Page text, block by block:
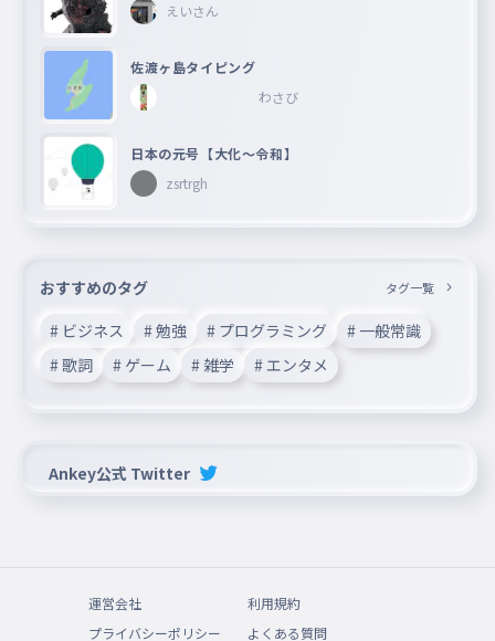
087 スパイク
スパイク
088 クロウ
クロウ
089 サンディ
サンディ
090
091 メグ
092 サージ
サージ
チェスター
094 コーデリアス
096 ガゼ
ガゼ
えいさん
佐渡ヶ島タイピング
わさび
日本の元号【大化〜令和】
zsrtrgh
おすすめのタグ タグ一覧
# ビジネス # 勉強 # プログラミング
# 一般常識
# 歌詞
# ゲーム # 雑学 # エンタメ
Ankey公式 Twitter
運営会社
利用規約
プライバシーポリシー
よくある質問